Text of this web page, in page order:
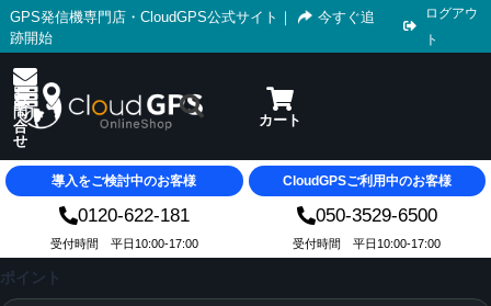
GPS発信機専門店・CloudGPS公式サイト ｜
今すぐ追
跡開始
ログアウ
ト
導入をご検討中のお客様 CloudGPSご利用中のお客様
0120-622-181 050-3529-6500
受付時間 平日10:00-17:00 受付時間 平日10:00-17:00
ポイント